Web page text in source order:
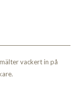
vackert in på